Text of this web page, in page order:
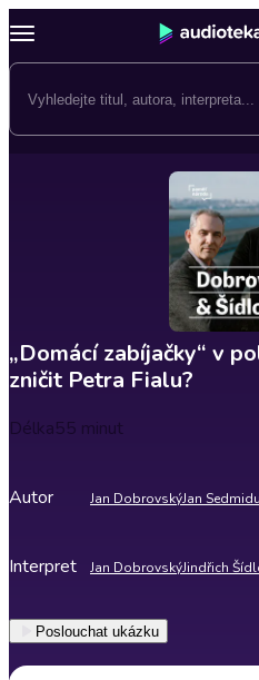
„Domácí zabíjačky“ v
zničit Petra Fialu?
Délka55 minut
Autor Jan DobrovskýJan
Interpret Jan DobrovskýJindřich
Poslouchat ukázku